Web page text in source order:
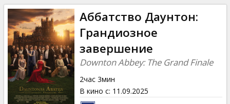
Подарки
Кинозакуски
B2B
Аббатство Даунтон:
Грандиозное
завершение
Downton Abbey: The Grand Finale
2час 3мин
В кино с: 11.09.2025